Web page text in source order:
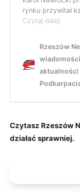
Czytasz Rzeszów
działać sprawniej.